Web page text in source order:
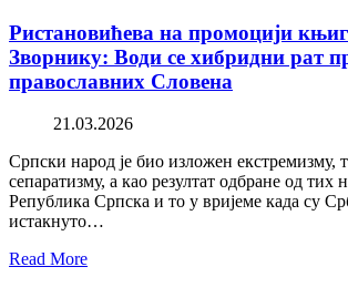
Ристановићева на промоцији
Зворнику: Води се хибридни рат
православних Словена
21.03.2026
Српски народ је био изложен екстремизму,
сепаратизму, а као резултат одбране од тих
Република Српска и то у вријеме када су
истакнуто…
Read More